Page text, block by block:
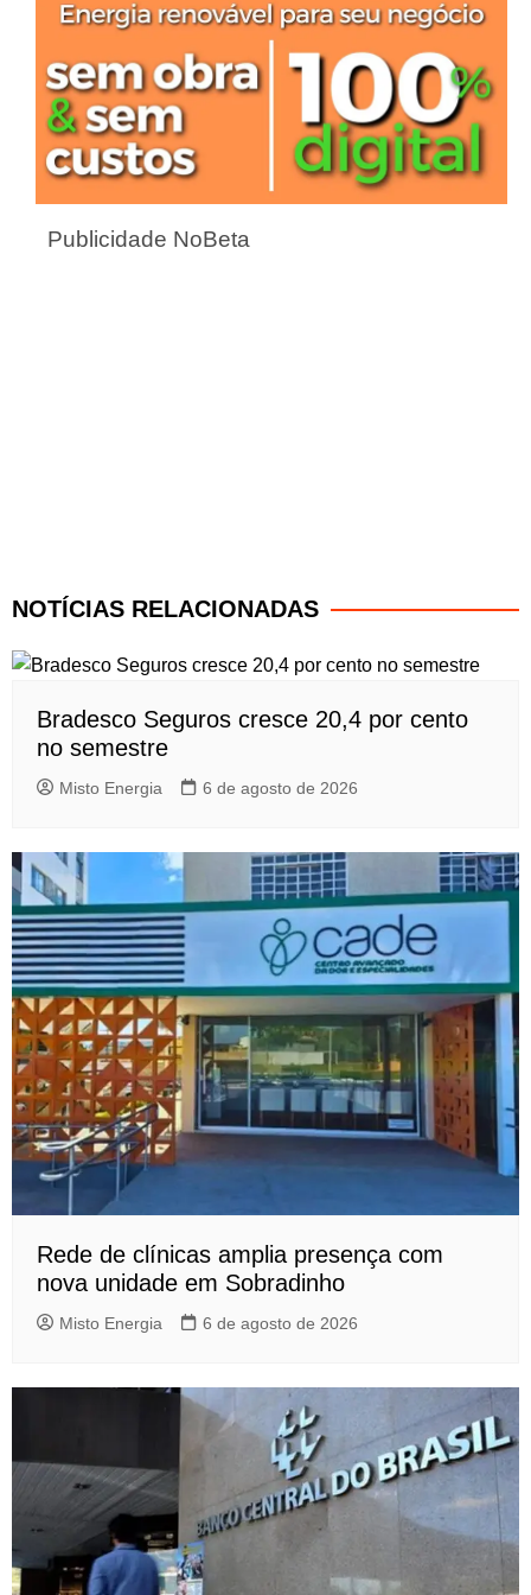
Publicidade NoBeta
NOTÍCIAS RELACIONADAS
Bradesco Seguros cresce 20,4 por cento
no semestre
Misto Energia 6 de agosto de 2026
Rede de clínicas amplia presença com
nova unidade em Sobradinho
Misto Energia 6 de agosto de 2026